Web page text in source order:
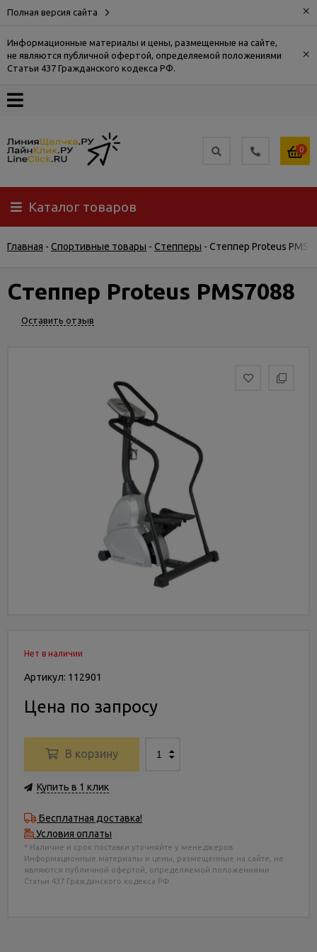
Полная версия сайта ×
Информационные материалы и цены, размещенные на сайте,
не являются публичной офертой, определяемой положениями
Статьи 437 Гражданского кодекса РФ.
×
О
Доставка
Самовывоз
Гарантия
возврат
Услуги
0
Каталог товаров
Главная - Спортивные товары - Степперы - Степпер Proteus
Степпер Proteus PMS7088
Оставить отзыв
Нет в наличии
Артикул: 112901
Цена по запросу
В корзину
Купить в 1 клик
Бесплатная доставка!
Условия оплаты
* Наличие и срок поставки уточняйте у менеджеров.
Информационные материалы и цены, размещенные на сайте, не
являются публичной офертой, определяемой положениями
Статьи 437 Гражданского кодекса РФ.